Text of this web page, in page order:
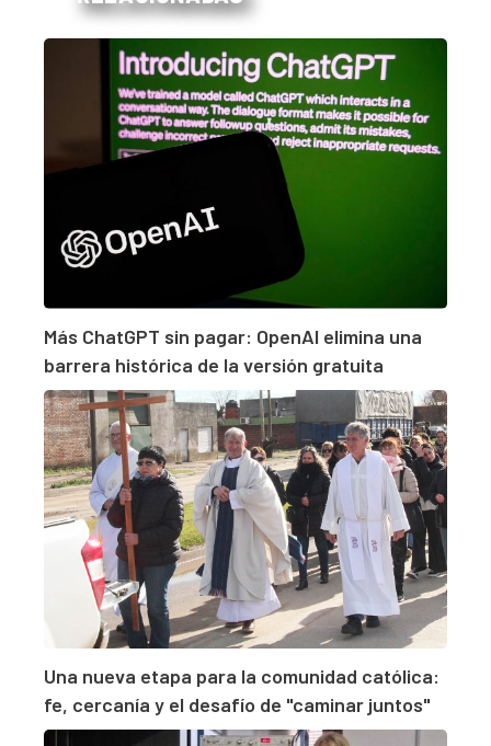
Más ChatGPT sin pagar: OpenAI elimina una
barrera histórica de la versión gratuita
Una nueva etapa para la comunidad católica:
fe, cercanía y el desafío de "caminar juntos"